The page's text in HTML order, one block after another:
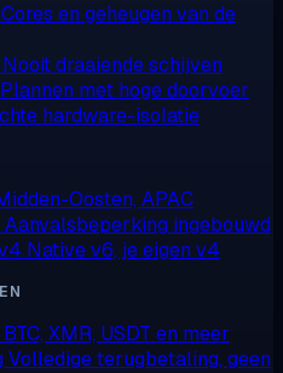
Cores en geheugen van de
Nooit draaiende schijven
Plannen met hoge doorvoer
hardware-isolatie
Oosten, APAC
Aanvalsbeperking ingebouwd
Native v6, je eigen v4
BTC, XMR, USDT en meer
Volledige terugbetaling, geen